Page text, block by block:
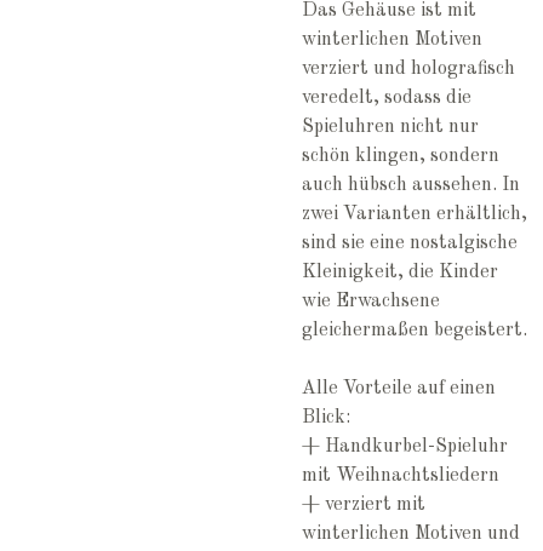
Das Gehäuse ist mit
winterlichen Motiven
verziert und holografisch
veredelt, sodass die
Spieluhren nicht nur
schön klingen, sondern
auch hübsch aussehen. In
zwei Varianten erhältlich,
sind sie eine nostalgische
Kleinigkeit, die Kinder
wie Erwachsene
gleichermaßen begeistert.
Alle Vorteile auf einen
Blick:
+ Handkurbel-Spieluhr
mit Weihnachtsliedern
+ verziert mit
winterlichen Motiven und